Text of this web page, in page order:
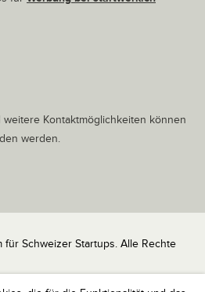
Kontaktmöglichkeiten können
werden.
für Schweizer Startups. Alle Rechte